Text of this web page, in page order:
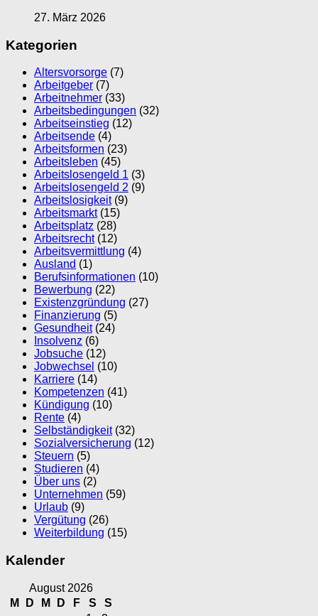
27. März 2026
Kategorien
Altersvorsorge (7)
Arbeitgeber (7)
Arbeitnehmer (33)
Arbeitsbedingungen (32)
Arbeitseinstieg (12)
Arbeitsende (4)
Arbeitsformen (23)
Arbeitsleben (45)
Arbeitslosengeld 1 (3)
Arbeitslosengeld 2 (9)
Arbeitslosigkeit(9)
Arbeitsmarkt(15)
Arbeitsplatz (28)
Arbeitsrecht(12)
Arbeitsvermittlung (4)
Ausland (1)
Berufsinformationen (10)
Bewerbung (22)
Existenzgründung (27)
Finanzierung (5)
Gesundheit(24)
Insolvenz (6)
Jobsuche (12)
Jobwechsel (10)
Karriere (14)
Kompetenzen (41)
Kündigung (10)
Rente (4)
Selbständigkeit(32)
Sozialversicherung (12)
Steuern (5)
Studieren (4)
Über uns (2)
Unternehmen (59)
Urlaub (9)
Vergütung (26)
Weiterbildung (15)
Kalender
August 2026
M
D M D F S
S